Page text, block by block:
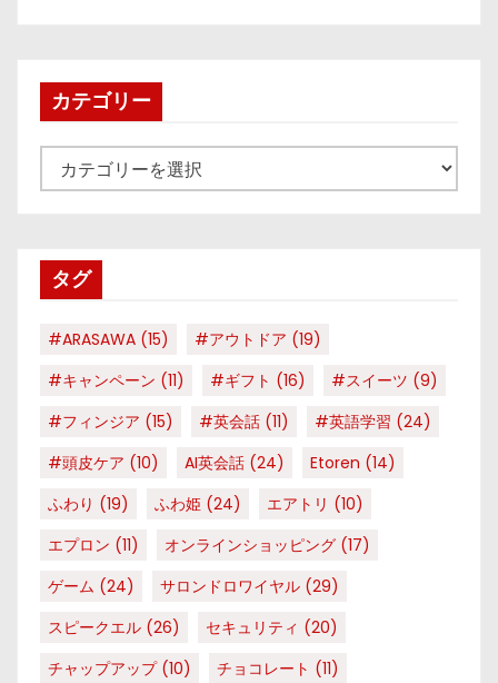
カテゴリー
テ
ータグ
#ARASAWA (15) #アウトドア (19)
#キャンペーン (11) #ギフト (16) #スイーツ (9)
#フィンジア (15) #英会話 (11) #英語学習 (24)
#頭皮ケア (10) AI英会話 (24) Etoren (14)
ふわり (19) ふわ姫 (24) エアトリ (10)
エプロン (11) オンラインショッピング (17)
ゲーム (24) サロンドロワイヤル (29)
スピークエル (26) セキュリティ (20)
チャップアップ(10) チョコレート (11)